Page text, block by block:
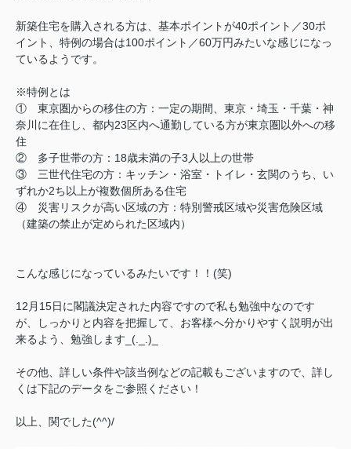
新築住宅を購入される方は、基本ポイントが40ポイント／30ポ
イント、特例の場合は100ポイント／60万円みたいな感じになっ
ているようです。
※特例とは
① 東京圏からの移住の方：一定の期間、東京・埼玉・千葉・神
奈川に在住し、都内23区内へ通勤している方が東京圏以外への移
住
② 多子世帯の方：18歳未満の子3人以上の世帯
③ 三世代住宅の方：キッチン・浴室・トイレ・玄関のうち、い
ずれか2ち以上が複数個所ある住宅
④ 災害リスクが高い区域の方：特別警戒区域や災害危険区域
（建築の禁止が定められた区域内）
こんな感じになっているみたいです！！(笑)
12月15日に閣議決定された内容ですので私も勉強中なのです
が、しっかりと内容を把握して、お客様へ分かりやすく説明が出
来るよう、勉強します_(._.)_
その他、詳しい条件や該当例などの記載もございますので、 詳し
くは下記のデータをご参照ください！
以上、関でした(^^)/